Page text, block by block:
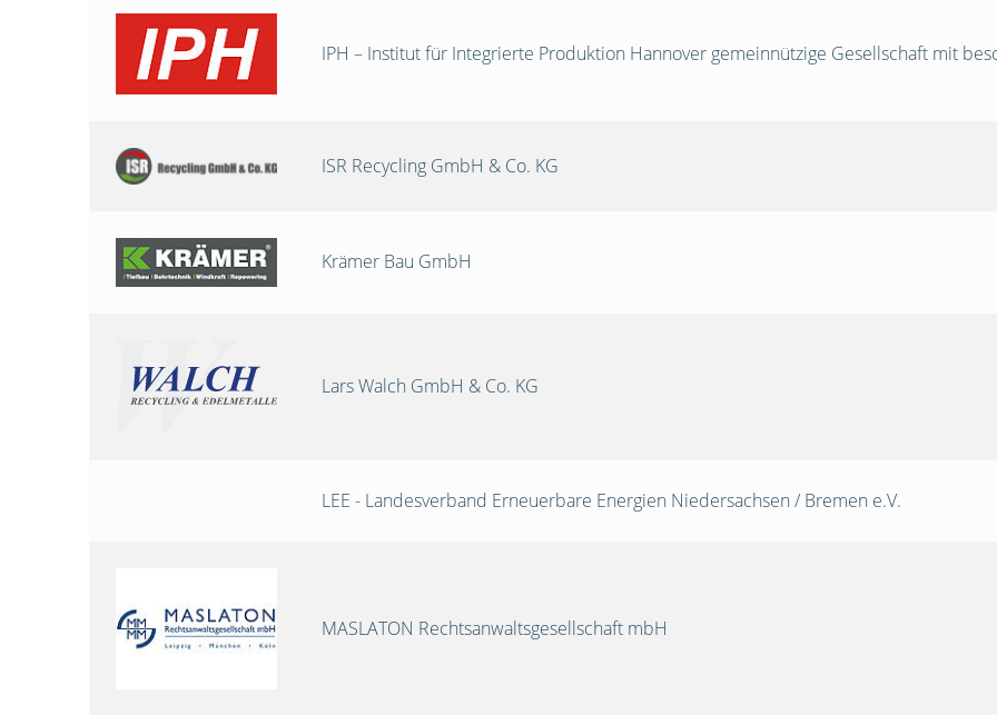
IPH – Institut für Integrierte Produktion Hannover gemeinnützige Gesellschaft mit
ISR Recycling GmbH & Co. KG
Krämer Bau GmbH
Lars Walch GmbH & Co. KG
LEE - Landesverband Erneuerbare Energien Niedersachsen / Bremen e.V.
MASLATON Rechtsanwaltsgesellschaft mbH